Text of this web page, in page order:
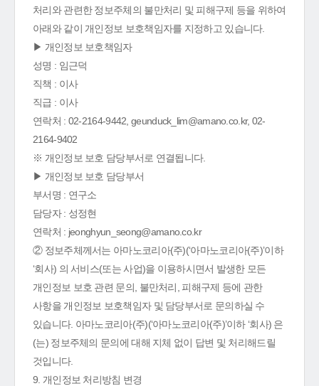
처리와 관련한 정보주체의 불만처리 및 피해구제 등을 위하여
아래와 같이 개인정보 보호책임자를 지정하고 있습니다.
▶ 개인정보 보호책임자
성명 : 임근덕
직책 : 이사
직급 : 이사
연락처 : 02-2164-9442, geunduck_lim@amano.co.kr, 02-
2164-9402
※ 개인정보 보호 담당부서로 연결됩니다.
▶ 개인정보 보호 담당부서
부서명 : 연구소
담당자 : 성정현
연락처 : jeonghyun_seong@amano.co.kr
② 정보주체께서는 아마노코리아(주)(‘아마노코리아(주)’이하
‘회사) 의 서비스(또는 사업)을 이용하시면서 발생한 모든
개인정보 보호 관련 문의, 불만처리, 피해구제 등에 관한
사항을 개인정보 보호책임자 및 담당부서로 문의하실 수
있습니다. 아마노코리아(주)(‘아마노코리아(주)’이하 ‘회사) 은
(는) 정보주체의 문의에 대해 지체 없이 답변 및 처리해드릴
것입니다.
9. 개인정보 처리방침 변경